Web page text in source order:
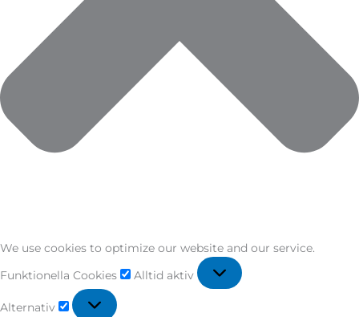
We use cookies to optimize our website and our service.
Funktionella Cookies Alltid aktiv
Alternativ